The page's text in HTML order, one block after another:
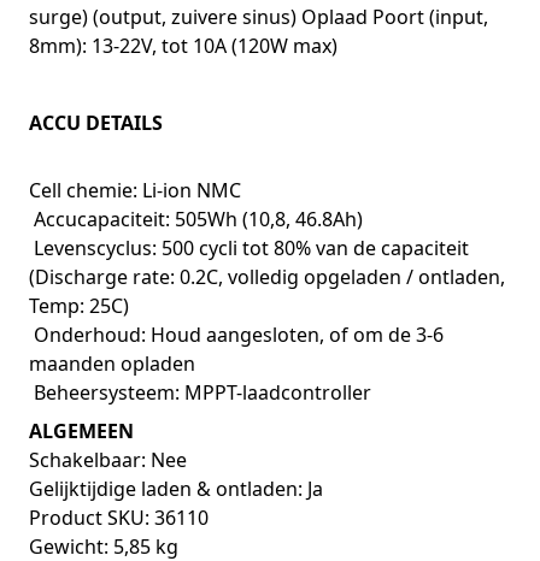
surge) (output, zuivere sinus) Oplaad Poort (input,
8mm): 13-22V, tot 10A (120W max)
ACCU DETAILS
Cell chemie: Li-ion NMC
Accucapaciteit: 505Wh (10,8, 46.8Ah)
Levenscyclus: 500 cycli tot 80% van de capaciteit
(Discharge rate: 0.2C, volledig opgeladen / ontladen,
Temp: 25C)
Onderhoud: Houd aangesloten, of om de 3-6
maanden opladen
Beheersysteem: MPPT-laadcontroller
ALGEMEEN
Schakelbaar: Nee
Gelijktijdige laden & ontladen: Ja
Product SKU: 36110
Gewicht: 5,85 kg